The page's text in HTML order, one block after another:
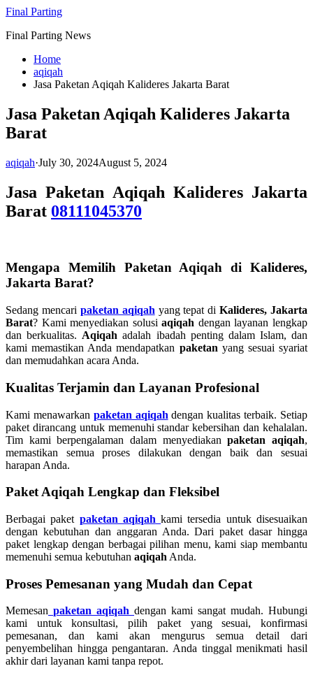
Skip
content
Final Parting
Final Parting News
Home
aqiqah
Jasa Paketan Aqiqah Kalideres Jakarta Barat
Jasa Paketan Aqiqah Kalideres Jakarta
Barat
aqiqah·July 30, 2024August 5, 2024
Jasa Paketan Aqiqah Kalideres Jakarta
Barat 08111045370
Mengapa Memilih Paketan Aqiqah di Kalideres,
Jakarta Barat?
Sedang mencari paketan aqiqah yang tepat diKalideres, Jakarta
Barat? Kami menyediakan solusiaqiqah dengan layanan lengkap
dan berkualitas. Aqiqah adalah ibadah penting dalam Islam, dan
kami memastikan Anda mendapatkan paketan yang sesuai syariat
dan memudahkan acara Anda.
Kualitas Terjamin dan Layanan Profesional
Kami menawarkan paketan aqiqah dengan kualitas terbaik. Setiap
paket dirancang untuk memenuhi standar kebersihan dan kehalalan.
Tim kami berpengalaman dalam menyediakanpaketan aqiqah,
memastikan semua proses dilakukan dengan baik dan sesuai
harapan Anda.
Paket Aqiqah Lengkap dan Fleksibel
Berbagai paket paketan aqiqah kami tersedia untuk disesuaikan
dengan kebutuhan dan anggaran Anda. Dari paket dasar hingga
paket lengkap dengan berbagai pilihan menu, kami siap membantu
memenuhi semua kebutuhan aqiqah Anda.
Proses Pemesanan yang Mudah dan Cepat
Memesan paketan aqiqah dengan kami sangat mudah. Hubungi
kami untuk konsultasi, pilih paket yang sesuai, konfirmasi
pemesanan, dan kami akan mengurus semua detail dari
penyembelihan hingga pengantaran. Anda tinggal menikmati hasil
akhir dari layanan kami tanpa repot.